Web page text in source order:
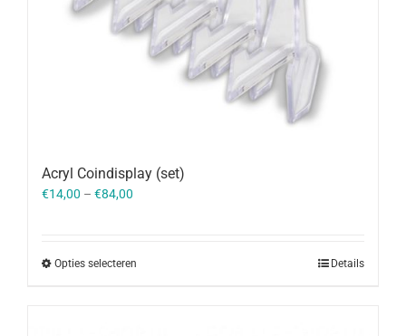
Acryl Coindisplay (set)
€14,00 – €84,00
Opties selecteren Details